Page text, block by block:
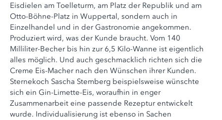
Eisdielen am Toelleturm, am Platz der Republik und am
Otto-Böhne-Platz in Wuppertal, sondern auch in
Einzelhandel und in der Gastronomie angekommen.
Produziert wird, was der Kunde braucht. Vom 140
Milliliter-Becher bis hin zur 6,5 Kilo-Wanne ist eigentlich
alles möglich. Und auch geschmacklich richten sich die
Creme Eis-Macher nach den Wünschen ihrer Kunden.
Sternekoch Sascha Stemberg beispielsweise wünschte
sich ein Gin-Limette-Eis, woraufhin in enger
Zusammenarbeit eine passende Rezeptur entwickelt
wurde. Individualisierung ist ebenso in Sachen